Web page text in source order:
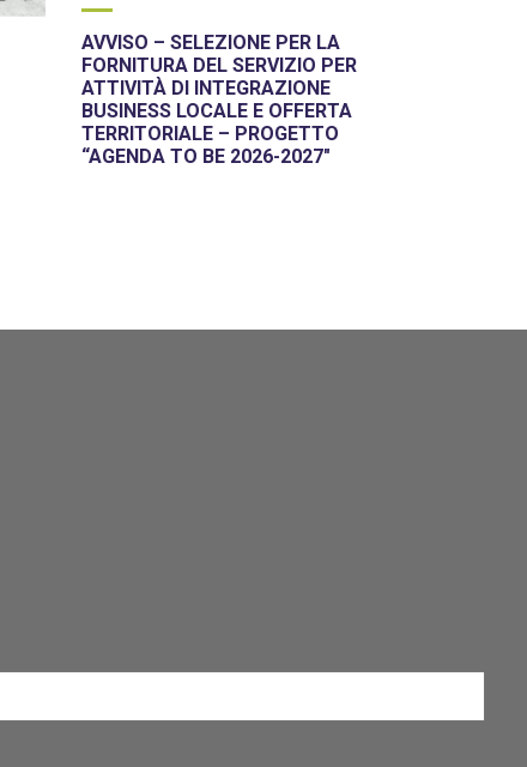
AVVISO – SELEZIONE PER LA
FORNITURA DEL SERVIZIO PER
ATTIVITÀ DI INTEGRAZIONE
BUSINESS LOCALE E OFFERTA
TERRITORIALE – PROGETTO
“AGENDA TO BE 2026-2027″